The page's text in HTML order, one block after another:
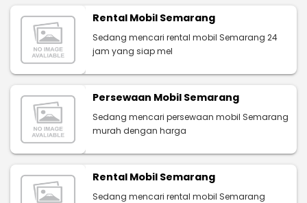
Rental Mobil Semarang
Sedang mencari rental mobil Semarang 24
jam yang siap mel
Persewaan Mobil Semarang
Sedang mencari persewaan mobil Semarang
murah dengan harga
Rental Mobil Semarang
Sedang mencari rental mobil Semarang